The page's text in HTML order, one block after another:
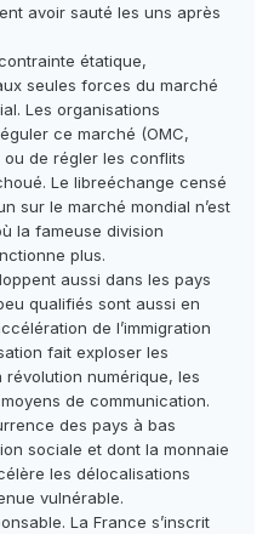
avoir sauté les uns après
étatique,
seules forces du marché
Les organisations
ce marché (OMC,
ou de régler les conflits
Le libreéchange censé
sur le marché mondial n’est
la fameuse division
plus.
aussi dans les pays
qualifiés sont aussi en
de l’immigration
fait exploser les
numérique, les
de communication.
des pays à bas
sociale et dont la monnaie
les délocalisations
vulnérable.
La France s’inscrit